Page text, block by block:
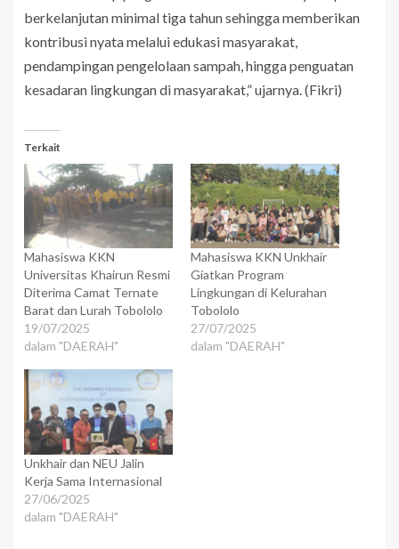
berkelanjutan minimal tiga tahun sehingga memberikan
kontribusi nyata melalui edukasi masyarakat,
pendampingan pengelolaan sampah, hingga penguatan
kesadaran lingkungan di masyarakat,” ujarnya. (Fikri)
Terkait
Mahasiswa KKN
Universitas Khairun Resmi
Diterima Camat Ternate
Barat dan Lurah Tobololo
19/07/2025
dalam "DAERAH"
Mahasiswa KKN Unkhair
Giatkan Program
Lingkungan di Kelurahan
Tobololo
27/07/2025
dalam "DAERAH"
Unkhair dan NEU Jalin
Kerja Sama Internasional
27/06/2025
dalam "DAERAH"